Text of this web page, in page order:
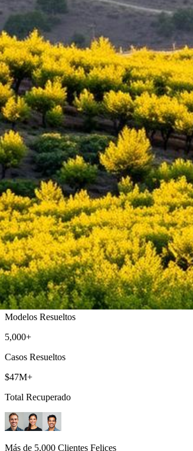
Abogado de Ley Limón en
Abogados de Ley Limón mejor calificados que
500+
Modelos Resueltos
5,000+
Casos Resueltos
$47M+
Total Recuperado
Más de 5,000 Clientes Felices